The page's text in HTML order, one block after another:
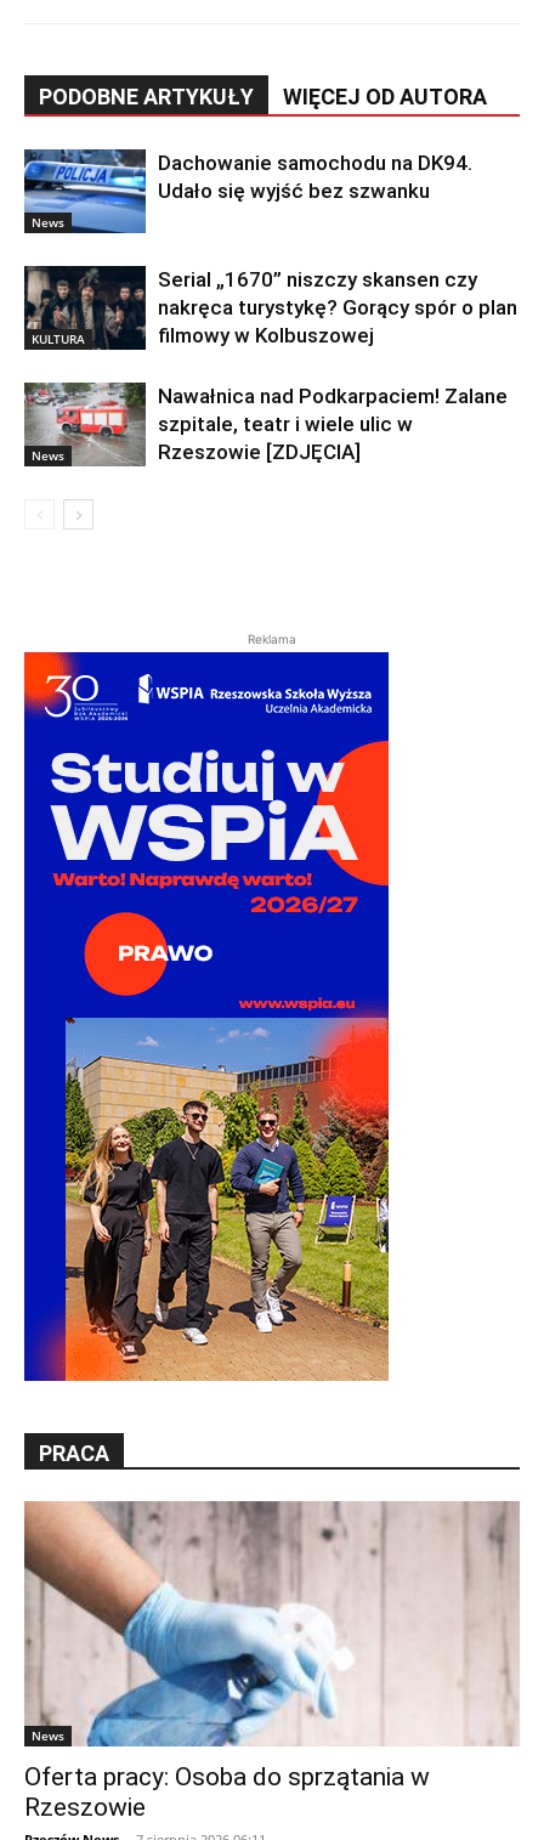
PODOBNE ARTYKUŁY WIĘCEJ OD AUTORA
News
Dachowanie samochodu na DK94.
Udało się wyjść bez szwanku
KULTURA
Serial „1670” niszczy skansen czy
nakręca turystykę? Gorący spór o plan
filmowy w Kolbuszowej
News
Nawałnica nad Podkarpaciem! Zalane
szpitale, teatr i wiele ulic w
Rzeszowie [ZDJĘCIA]
Reklama
PRACA
News
Oferta pracy: Osoba do sprzątania w
Rzeszowie